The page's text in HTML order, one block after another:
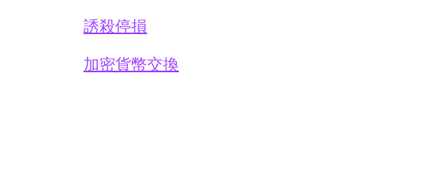
誘殺停損
加密貨幣交換